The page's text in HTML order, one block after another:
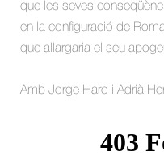
que les seves
en la configuració de
que allargaria el seu
Amb Jorge Haro i Adrià